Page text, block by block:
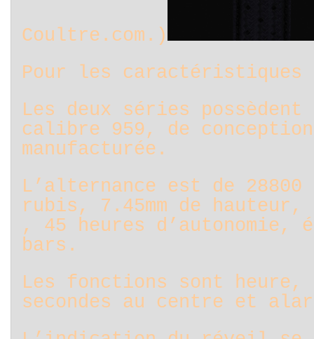
Coultre.com.)
Pour les caractéristiques
Les deux séries possèdent
calibre 959, de
manufacturée.
L’alternance est de
rubis, 7.45mm de hauteur,
, 45 heures d’autonomie,
bars.
Les fonctions sont heure,
secondes au centre et